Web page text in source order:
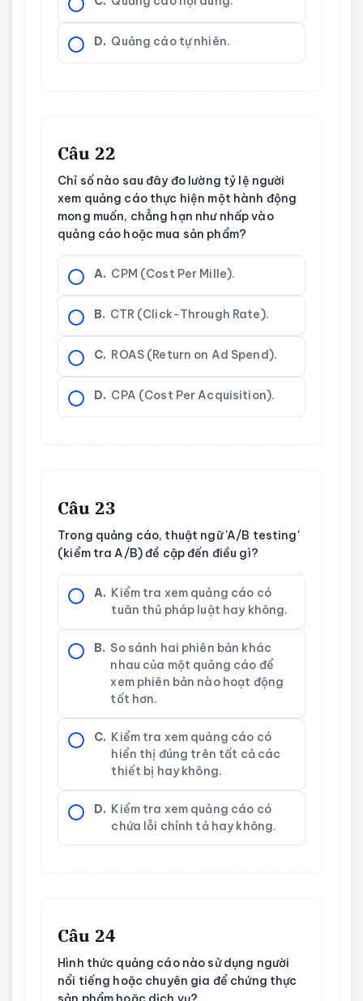
D. Quảng cáo tự nhiên.
Câu 22
Chỉ số nào sau đây đo lường tỷ lệ người
xem quảng cáo thực hiện một hành động
mong muốn, chẳng hạn như nhấp vào
quảng cáo hoặc mua sản phẩm?
A. CPM (Cost Per Mille).
B. CTR (Click-Through Rate).
C. ROAS (Return on Ad Spend).
D. CPA (Cost Per Acquisition).
Câu 23
Trong quảng cáo, thuật ngữ 'A/B testing'
(kiểm tra A/B) đề cập đến điều gì?
A. Kiểm tra xem quảng cáo có
tuân thủ pháp luật hay không.
B. So sánh hai phiên bản khác
nhau của một quảng cáo để
xem phiên bản nào hoạt động
tốt hơn.
C. Kiểm tra xem quảng cáo có
hiển thị đúng trên tất cả các
thiết bị hay không.
D. Kiểm tra xem quảng cáo có
chứa lỗi chính tả hay không.
Câu 24
Hình thức quảng cáo nào sử dụng người
nổi tiếng hoặc chuyên gia để chứng thực